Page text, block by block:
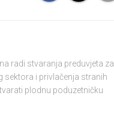
radi stvaranja preduvjeta za
i privlačenja stranih
plodnu poduzetničku